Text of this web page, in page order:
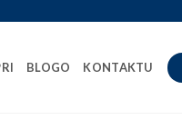
BLOGO KONTAKTU